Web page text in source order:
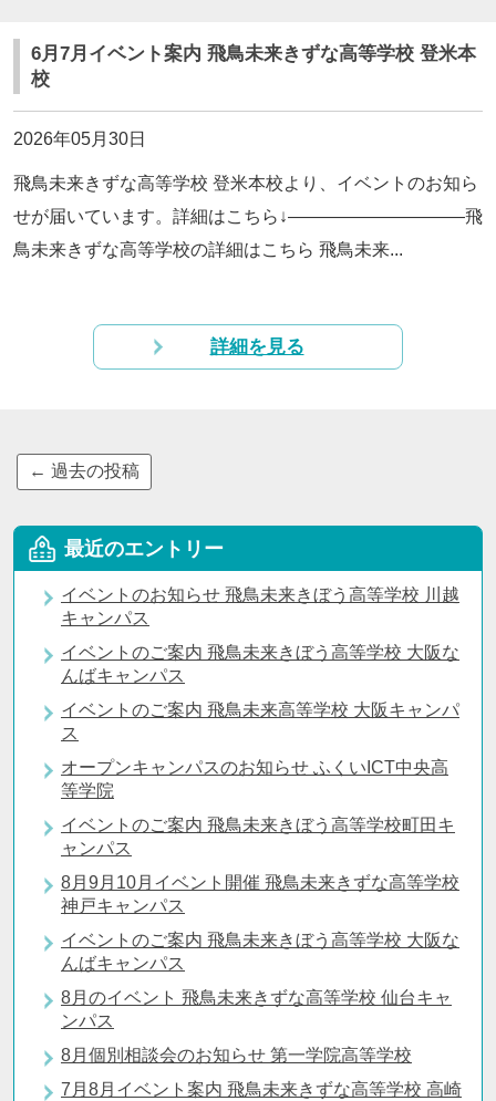
6月7月イベント案内 飛鳥未来きずな高等学校 登米本
校
2026年05月30日
飛鳥未来きずな高等学校 登米本校より、イベントのお知ら
せが届いています。詳細はこちら↓——————————飛
鳥未来きずな高等学校の詳細はこちら 飛鳥未来...
詳細を見る
← 過去の投稿
最近のエントリー
イベントのお知らせ 飛鳥未来きぼう高等学校 川越
キャンパス
イベントのご案内 飛鳥未来きぼう高等学校 大阪な
んばキャンパス
イベントのご案内 飛鳥未来高等学校 大阪キャンパ
ス
オープンキャンパスのお知らせ ふくいICT中央高
等学院
イベントのご案内 飛鳥未来きぼう高等学校町田キ
ャンパス
8月9月10月イベント開催 飛鳥未来きずな高等学校
神戸キャンパス
イベントのご案内 飛鳥未来きぼう高等学校 大阪な
んばキャンパス
8月のイベント 飛鳥未来きずな高等学校 仙台キャ
ンパス
8月個別相談会のお知らせ 第一学院高等学校
7月8月イベント案内 飛鳥未来きずな高等学校 高崎